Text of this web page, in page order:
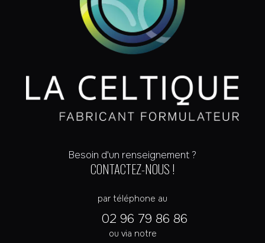
Besoin d'un renseignement ?
CONTACTEZ-NOUS !
par téléphone au
02 96 79 86 86
ou via notre